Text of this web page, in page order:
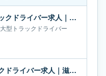
一宮運輸株式会社の大型トラックドライバー求人｜千葉県船橋市｜月給56万-70万円
大型トラックドライバー
司企業株式会社の大型トラックドライバー求人｜滋賀県竜王町｜月給20万-38万円